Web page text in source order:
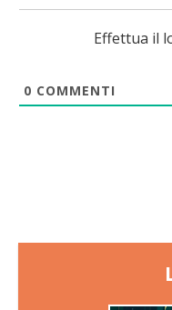
Effettua il
0 COMMENTI